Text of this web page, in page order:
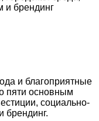
и брендинг
и благоприятные
пяти основным
социально-
брендинг.